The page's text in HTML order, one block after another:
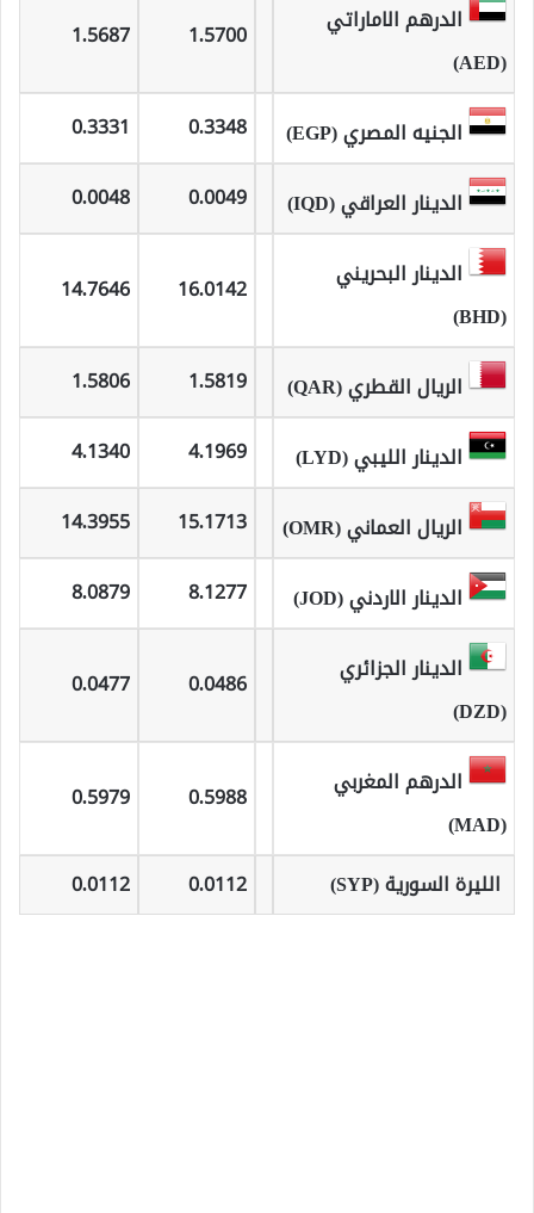
الدرهم الاماراتي
(AED)
1.5700
1.5687
الجنيه المصري (EGP) 0.3348
0.3331
الدينار العراقي (IQD) 0.0049
0.0048
الدينار البحريني
(BHD)
16.0142
14.7646
الريال القطري (QAR) 1.5819
1.5806
الدينار الليبي (LYD) 4.1969
4.1340
الريال العماني (OMR) 15.1713
14.3955
الدينار الاردني (JOD) 8.1277
8.0879
الدينار الجزائري
(DZD)
0.0486
0.0477
الدرهم المغربي
(MAD)
0.5988
0.5979
الليرة السورية (SYP) 0.0112
0.0112